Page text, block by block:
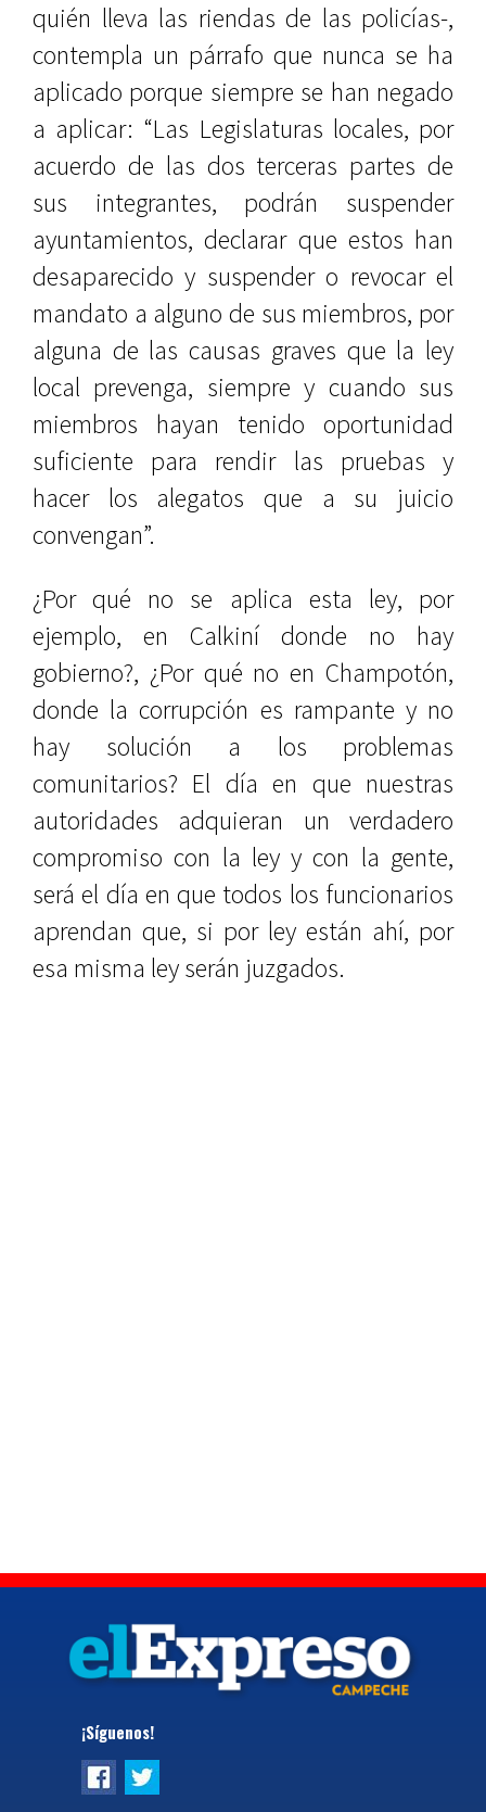
quién lleva las riendas de las policías-,
contempla un párrafo que nunca se ha
aplicado porque siempre se han negado
a aplicar: “Las Legislaturas locales, por
acuerdo de las dos terceras partes de
sus integrantes, podrán suspender
ayuntamientos, declarar que estos han
desaparecido y suspender o revocar el
mandato a alguno de sus miembros, por
alguna de las causas graves que la ley
local prevenga, siempre y cuando sus
miembros hayan tenido oportunidad
suficiente para rendir las pruebas y
hacer los alegatos que a su juicio
convengan”.
¿Por qué no se aplica esta ley, por
ejemplo, en Calkiní donde no hay
gobierno?, ¿Por qué no en Champotón,
donde la corrupción es rampante y no
hay solución a los problemas
comunitarios? El día en que nuestras
autoridades adquieran un verdadero
compromiso con la ley y con la gente,
será el día en que todos los funcionarios
aprendan que, si por ley están ahí, por
esa misma ley serán juzgados.
¡Síguenos!